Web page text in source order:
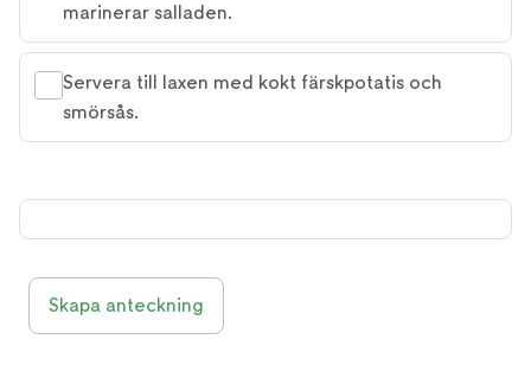
marinerar salladen.
Servera till laxen med kokt färskpotatis och
smörsås.
Skapa anteckning